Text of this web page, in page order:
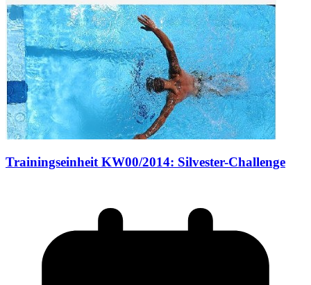
Trainingseinheit KW00/2014: Silvester-Challenge